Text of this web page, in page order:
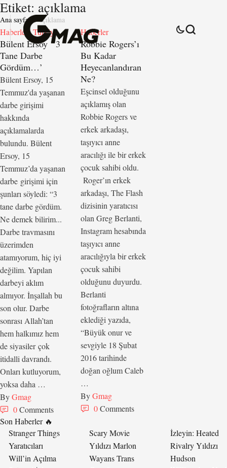
Etiket: açıklama
Ana sayfa açıklama
Haberler Türkiye
Bülent Ersoy ‘ 3
Tane Darbe
Gördüm…’
Bülent Ersoy, 15
Temmuz'da yaşanan
darbe girişimi
hakkında
açıklamalarda
bulundu. Bülent
Ersoy, 15
Temmuz’da yaşanan
darbe girişimi için
şunları söyledi: “3
tane darbe gördüm.
Ne demek bilirim...
Darbe travmasını
üzerimden
atamıyorum, hiç iyi
değilim. Yapılan
darbeyi aklım
almıyor. İnşallah bu
son olur. Darbe
sonrası Allah’tan
hem halkımız hem
de siyasiler çok
itidalli davrandı.
Onları kutluyorum,
yoksa daha …
By Gmag
0 Comments
Haberler
Robbie Rogers’ı
Bu Kadar
Heyecanlandıran
Ne?
Eşcinsel olduğunu
açıklamış olan
Robbie Rogers ve
erkek arkadaşı,
taşıyıcı anne
aracılığı ile bir erkek
çocuk sahibi oldu.
Roger’ın erkek
arkadaşı, The Flash
dizisinin yaratıcısı
olan Greg Berlanti,
Instagram hesabında
taşıyıcı anne
aracılığıyla bir erkek
çocuk sahibi
olduğunu duyurdu.
Berlanti
fotoğrafların altına
eklediği yazıda,
“Büyük onur ve
sevgiyle 18 Şubat
2016 tarihinde
doğan oğlum Caleb
…
By Gmag
0 Comments
Son Haberler 🔥
Stranger Things
Yaratıcıları
Will’in Açılma
Scary Movie
Yıldızı Marlon
Wayans Trans
İzleyin: Heated
Rivalry Yıldızı
Hudson